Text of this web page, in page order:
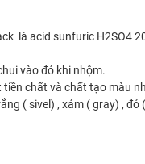
là acid sunfuric H2SO4
vào đó khi nhộm.
chất và chất tạo màu
( sivel) , xám ( gray) ,